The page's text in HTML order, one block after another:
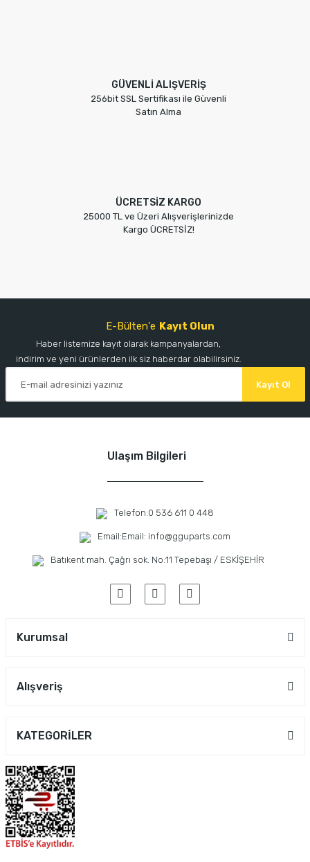
GÜVENLİ ALIŞVERİŞ
256bit SSL Sertifikası ile Güvenli
Satın Alma
ÜCRETSİZ KARGO
25000 TL ve Üzeri Alışverişlerinizde
Kargo ÜCRETSİZ!
E-Bülten'e Kayıt Olun
Haber listemize kayıt olarak kampanyalardan,
indirim ve yeni ürünlerden ilk siz haberdar olabilirsiniz.
Kayıt Ol
Ulaşım Bilgileri
Telefon:0 536 611 0 448
Email:Email: info@gguparts.com
Batıkent mah. Çağrı sok. No:11 Tepebaşı / ESKİŞEHİR
Kurumsal
Alışveriş
KATEGORİLER